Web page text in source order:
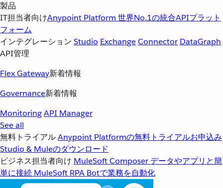
製品
IT担当者向けAnypoint Platform 世界No.1の統合APIプラット
フォーム
インテグレーション Studio ExchangeConnector DataGraph
API管理
Flex Gateway新着情報
Governance新着情報
MonitoringAPI Manager
See all
無料トライアルAnypoint Platformの無料トライアルお申込み
Studio & Muleのダウンロード
ビジネス担当者向け MuleSoft Composer データやアプリと簡
単に接続 MuleSoft RPA Botで業務を自動化